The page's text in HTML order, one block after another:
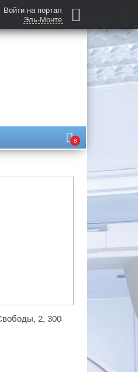
Войти на портал
Эль-Монте
8
2, 300